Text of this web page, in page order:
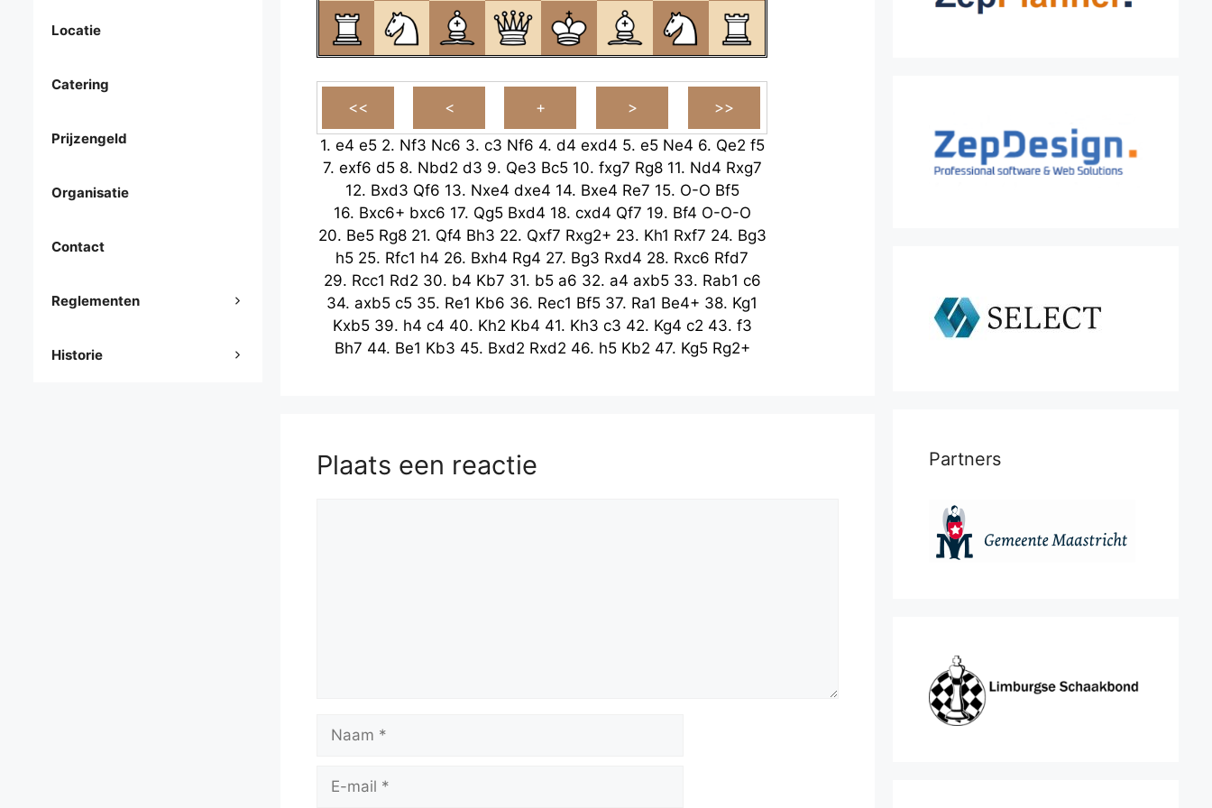
1. e4 e5 2. Nf3 Nc6 3. c3 Nf6 4. d4 exd4 5. e5 Ne4 6. Qe2 f5
7. exf6 d5 8. Nbd2 d3 9. Qe3 Bc5 10. fxg7 Rg8 11. Nd4 Rxg7
12. Bxd3 Qf6 13. Nxe4 dxe4 14. Bxe4 Re7 15. O-O Bf5
16. Bxc6+ bxc6 17. Qg5 Bxd4 18. cxd4 Qf7 19. Bf4 O-O-O
20. Be5 Rg8 21. Qf4 Bh3 22. Qxf7 Rxg2+ 23. Kh1 Rxf7 24. Bg3
h5 25. Rfc1 h4 26. Bxh4 Rg4 27. Bg3 Rxd4 28. Rxc6 Rfd7
29. Rcc1 Rd2 30. b4 Kb7 31. b5 a6 32. a4 axb5 33. Rab1 c6
34. axb5 c5 35. Re1 Kb6 36. Rec1 Bf5 37. Ra1 Be4+ 38. Kg1
Kxb5 39. h4 c4 40. Kh2 Kb4 41. Kh3 c3 42. Kg4 c2 43. f3
Bh7 44. Be1 Kb3 45. Bxd2 Rxd2 46. h5 Kb2 47. Kg5 Rg2+
Plaats een reactie
mail
Locatie
Catering
Prijzengeld
Organisatie
Contact
Reglementen
Historie
Partners